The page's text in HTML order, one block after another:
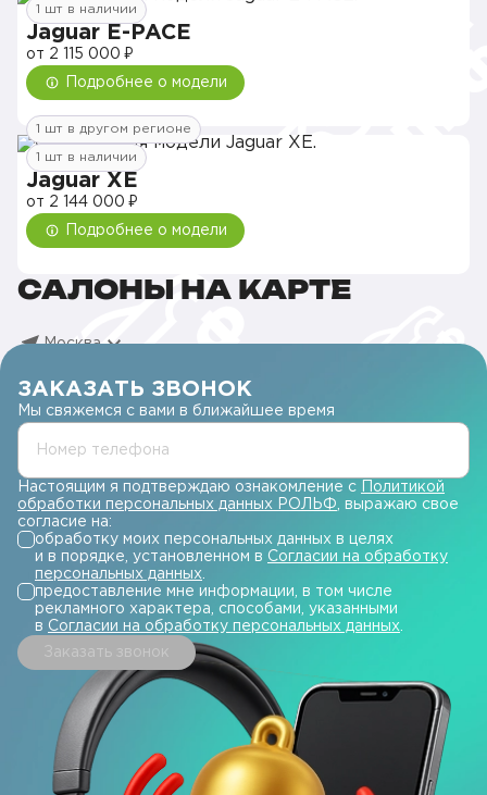
1 шт в наличии
Jaguar E-PACE
от 2 115 000 ₽
Подробнее о модели
1 шт в наличии
1 шт в другом регионе
Jaguar XE
от 2 144 000 ₽
Подробнее о модели
САЛОНЫ НА КАРТЕ
Москва
ЗАКАЗАТЬ ЗВОНОК
Мы свяжемся с вами в ближайшее время
Номер телефона
Настоящим я подтверждаю ознакомление с
Политикой
обработки персональных данных РОЛЬФ, выражаю свое
согласие на:
обработку моих персональных данных в целях
и в порядке, установленном в Согласии на обработку
персональных данных.
предоставление мне информации, в том числе
рекламного характера, способами, указанными
в Согласии на обработку персональных данных.
Заказать звонок